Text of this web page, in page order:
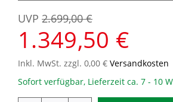
1.349,50 €
UVP 2.699,00 €
Inkl. MwSt. zzgl. 0,00 € Versandkosten
Sofort verfügbar, Lieferzeit ca. 7 - 10